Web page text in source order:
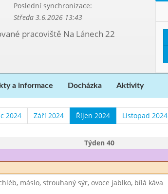
Poslední synchronizace:
Středa 3.6.2026 13:43
pracoviště Na Lánech 22
a informace Docházka Aktivity
2024 Září 2024 Říjen 2024 Listopad 2024
Týden 40
máslo, strouhaný sýr, ovoce jablko, bílá káva